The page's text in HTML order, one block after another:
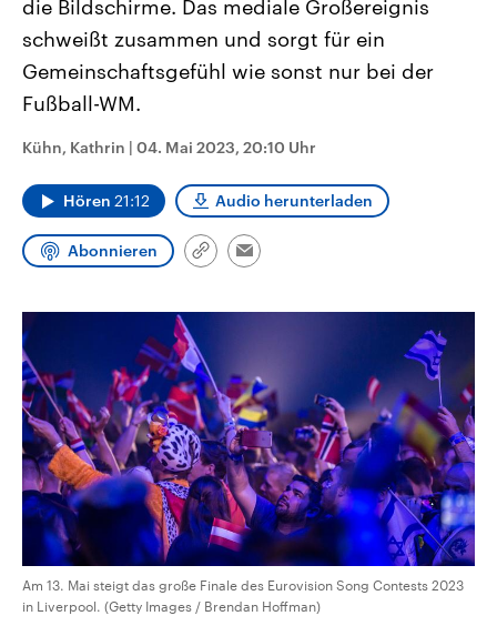
Landtagswahl Sachsen-Anhalt
2026
Alle Informationen
Sachsen-Anhalt wählt am 6.
September 2026 einen neuen
Landtag. Seit 2021 wird das
CDU, SPD und FDP regiert.-
Wahlprogramme, aktuelle Berichte
und Hintergründe zu den Parteien
und Kandidaten der anstehenden
Wahl.
USA
Aktuelle Beiträge,
Hintergründe
Wirtschaftlich und
aktuelle Weltgeschehen.
Sendungen Programm Podcasts
Audio-Archiv
die Bildschirme. Das mediale Großereignis
schweißt zusammen und sorgt für ein
Gemeinschaftsgefühl wie sonst nur bei der
Fußball-WM.
Kühn, Kathrin | 04. Mai 2023, 20:10 Uhr
Hören 21:12 Audio herunterladen
Abonnieren
Link
Email
Am 13. Mai steigt das große Finale des Eurovision Song Contests 2023
in Liverpool. (Getty Images / Brendan Hoffman)